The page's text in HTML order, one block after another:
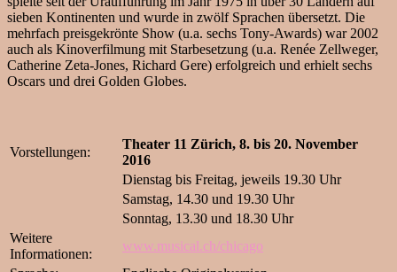
sieben Kontinenten und wurde in zwölf Sprachen übersetzt. Die
mehrfach preisgekrönte Show (u.a. sechs Tony-Awards) war 2002
auch als Kinoverfilmung mit Starbesetzung (u.a. Renée Zellweger,
Catherine Zeta-Jones, Richard Gere) erfolgreich und erhielt sechs
Oscars und drei Golden Globes.
Vorstellungen:
Theater 11 Zürich, 8. bis 20. November
2016
Dienstag bis Freitag, jeweils 19.30 Uhr
Samstag, 14.30 und 19.30 Uhr
Sonntag, 13.30 und 18.30 Uhr
Weitere
Informationen:
www.musical.ch/chicago